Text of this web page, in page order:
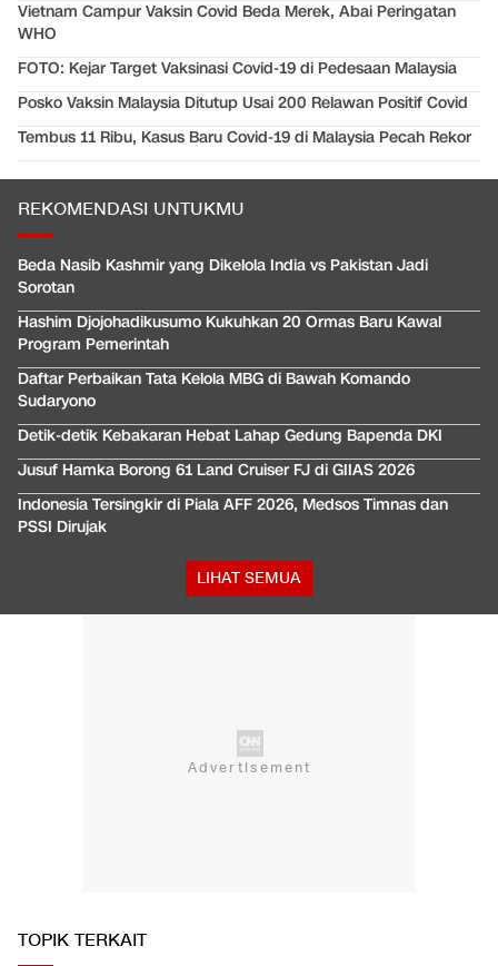
Vietnam Campur Vaksin Covid Beda Merek, Abai Peringatan
WHO
FOTO: Kejar Target Vaksinasi Covid-19 di Pedesaan Malaysia
Posko Vaksin Malaysia Ditutup Usai 200 Relawan Positif Covid
Tembus 11 Ribu, Kasus Baru Covid-19 di Malaysia Pecah Rekor
REKOMENDASI UNTUKMU
Beda Nasib Kashmir yang Dikelola India vs Pakistan Jadi
Sorotan
Hashim Djojohadikusumo Kukuhkan 20 Ormas Baru Kawal
Program Pemerintah
Daftar Perbaikan Tata Kelola MBG di Bawah Komando
Sudaryono
Detik-detik Kebakaran Hebat Lahap Gedung Bapenda DKI
Jusuf Hamka Borong 61 Land Cruiser FJ di GIIAS 2026
Indonesia Tersingkir di Piala AFF 2026, Medsos Timnas dan
PSSI Dirujak
LIHAT SEMUA
TOPIK TERKAIT